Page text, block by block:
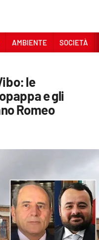
AMBIENTE SOCIETÀ
le
e gli
Romeo